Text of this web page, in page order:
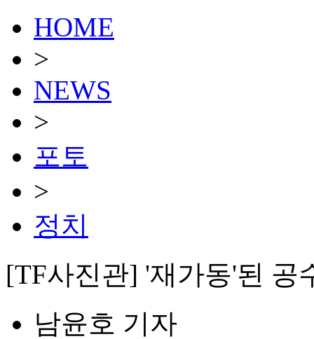
HOME
>
NEWS
>
포토
>
정치
[TF사진관] '재가동'된 공
남윤호 기자